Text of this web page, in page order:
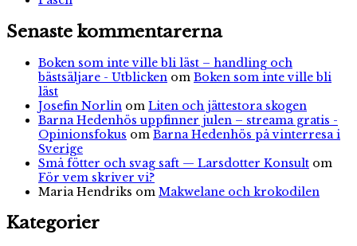
Senaste kommentarerna
Boken som inte ville bli läst – handling och
bästsäljare - Utblicken om Boken som inte ville bli
läst
Josefin Norlin om Liten och jättestora skogen
Barna Hedenhös uppfinner julen – streama gratis -
Opinionsfokus om Barna Hedenhös på vinterresa i
Sverige
Små fötter och svag saft — Larsdotter Konsult om
För vem skriver vi?
Maria Hendriks om Makwelane och krokodilen
Kategorier